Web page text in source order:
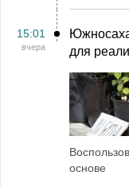
15:01
вчера
для
основе